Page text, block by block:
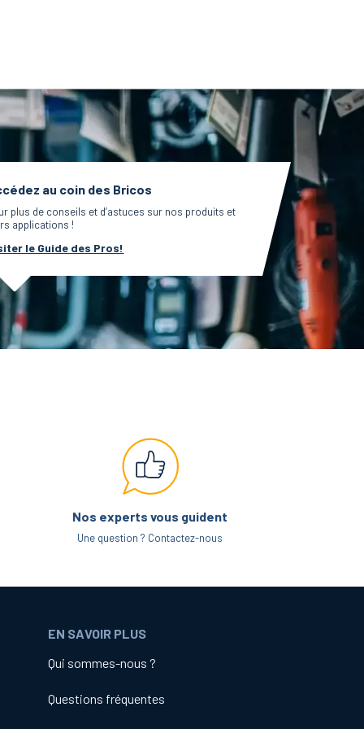
au coin des Bricos
plus de conseils et d’astuces sur nos produits et
applications !
le Guide des Pros!
Nos experts vous guident
Une question ? Contactez-nous
EN SAVOIR PLUS
Qui sommes-nous ?
Questions fréquentes